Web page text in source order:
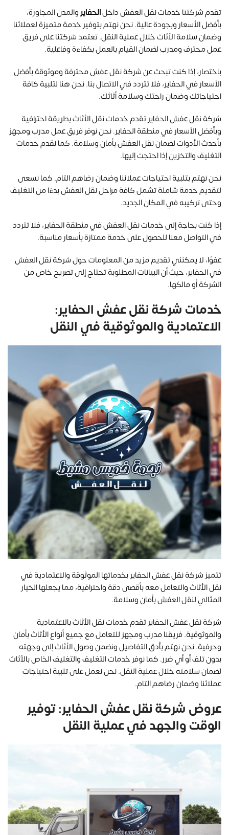
تقدم شركتنا خدمات نقل العفش داخلالحفايروالمدن المجاورة،
بأفضل الأسعار وبجودة عالية. نحن نهتم بتوفير خدمة متميزة لعملائنا
وضمان سلامة الأثاث خلال عملية النقل. تعتمد شركتنا على فريق
عمل محترف ومدرب لضمان القيام بالعمل بكفاءة وفاعلية.
باختصار، إذا كنت تبحث عن شركة نقل عفش محترفة وموثوقة بأفضل
الأسعار في الحفاير، فلا تتردد في الاتصال بنا. نحن هنا لتلبية كافة
احتياجاتك وضمان راحتك وسلامة أثاثك.
شركة نقل عفش الحفاير تقدم خدمات نقل الأثاث بطريقة احترافية
وبأفضل الأسعار في منطقة الحفاير. نحن نوفر فريق عمل مدرب ومجهز
بأحدث الأدوات لضمان نقل العفش بأمان وسلامة. كما نقدم خدمات
التغليف والتخزين إذا احتجت إليها.
نحن نهتم بتلبية احتياجات عملائنا وضمان رضاهم التام. كما نسعى
لتقديم خدمة شاملة تشمل كافة مراحل نقل العفش بدءًا من التغليف
وحتى تركيبه في المكان الجديد.
إذا كنت بحاجة إلى خدمات نقل العفش في منطقة الحفاير، فلا تتردد
في التواصل معنا للحصول على خدمة ممتازة بأسعار مناسبة.
عفوًا، لا يمكنني تقديم مزيد من المعلومات حول شركة نقل العفش
في الحفاير، حيث أن البيانات المطلوبة تحتاج إلى تصريح خاص من
الشركة أو مالكها.
خدمات شركة نقل عفش الحفاير:
الاعتمادية والموثوقية في النقل
تتميز شركة نقل عفش الحفاير بخدماتها الموثوقة والاعتمادية في
نقل الأثاث والتعامل معه بأقصى دقة واحترافية، مما يجعلها الخيار
المثالي لنقل العفش بأمان وسلامة.
شركة نقل عفش الحفاير تقدم خدمات نقل الأثاث بالاعتمادية
والموثوقية. فريقنا مدرب ومجهز للتعامل مع جميع أنواع الأثاث بأمان
وحرفية. نحن نهتم بأدق التفاصيل ونضمن وصول الأثاث إلى وجهته
بدون تلف أو أي ضرر. كما نوفر خدمات التغليف والتغليف الخاص بالأثاث
لضمان سلامته خلال عملية النقل. نحن نعمل على تلبية احتياجات
عملائنا وضمان رضاهم التام.
عروض شركة نقل عفش الحفاير: توفير
الوقت والجهد في عملية النقل